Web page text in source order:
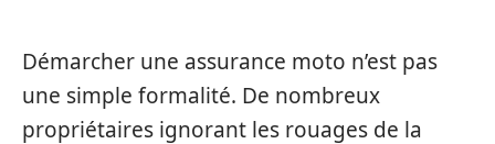
Démarcher une assurance moto n’est pas
une simple formalité. De nombreux
propriétaires ignorant les rouages de la